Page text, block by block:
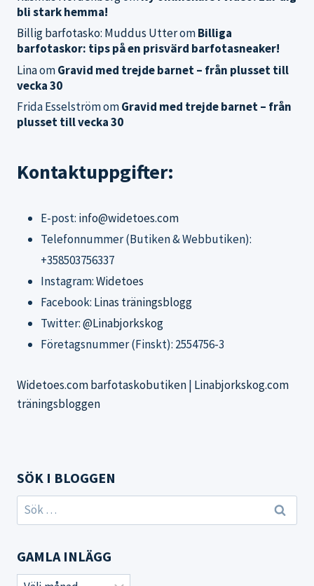
bli stark hemma!
Billig barfotasko: Muddus UtteromBilliga
barfotaskor: tips på en prisvärd barfotasneaker!
LinaomGravid med trejde barnet – från plusset till
vecka 30
Frida EsselströmomGravid med trejde barnet – från
plusset till vecka 30
Kontaktuppgifter:
E-post: info@widetoes.com
Telefonnummer (Butiken & Webbutiken):
+358503756337
Instagram:Widetoes
Facebook: Linas träningsblogg
Twitter:@Linabjorkskog
Företagsnummer (Finskt): 2554756-3
Widetoes.com barfotaskobutiken| Linabjorkskog.com
träningsbloggen
SÖK I BLOGGEN
Sök
efter:
GAMLA INLÄGG
Gamla